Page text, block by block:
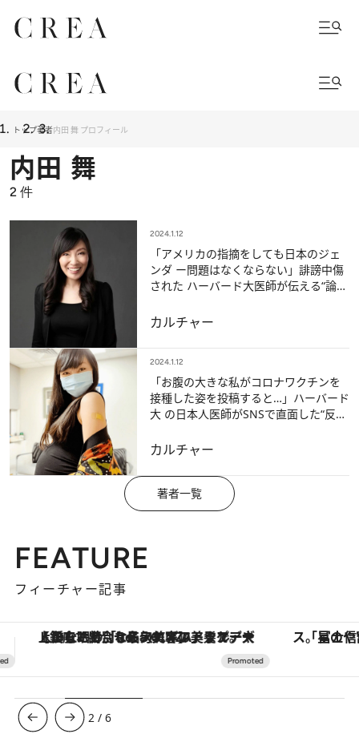
トップ著者内田 舞 プロフィール
内田 舞
2 件
2024.1.12
「アメリカの指摘をしても日本のジェ
ンダ ー問題はなくならない」誹謗中傷
された ハーバード大医師が伝える“論理
カルチャー
2024.1.12
「お腹の大きな私がコロナワクチンを
接種した姿を投稿すると…」ハーバード
大 の日本人医師がSNSで直面した“反
カルチャー
著者一覧
FEATURE
フィーチャー記事
「星のや富士」でデジタルデトックス。冨士信仰の歴史を辿り、心身を調える。 【夏限定ディナーコース】旬を
3 /6